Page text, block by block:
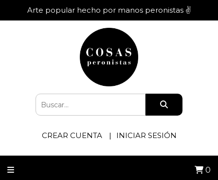
Arte popular hecho por manos peronistas ✌️
CREAR CUENTA INICIAR SESIÓN
0